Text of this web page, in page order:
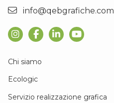
info@qebgrafiche.com
Chi siamo
Ecologic
Servizio realizzazione grafica